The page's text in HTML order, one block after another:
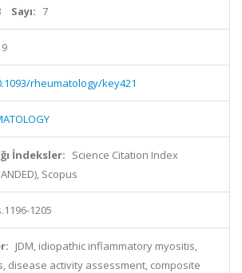
Sayı: 7
rheumatology/key421
İndeksler: Science Citation Index
Scopus
1205
JDM, idiopathic inflammatory myositis,
disease activity assessment, composite